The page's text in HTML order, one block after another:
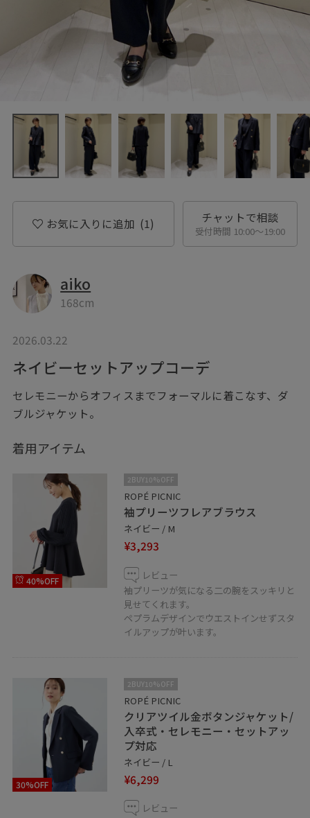
お気に入りに追加 (1) チャットで相談
受付時間 10:00〜19:00
aiko
168cm
2026.03.22
ネイビーセットアップコーデ
セレモニーからオフィスまでフォーマルに着こなす、ダ
ブルジャケット。
着用アイテム
40%OFF
2BUY10%OFF
ROPÉ PICNIC
袖プリーツフレアブラウス
ネイビー / M
¥3,293
レビュー
袖プリーツが気になる二の腕をスッキリと
見せてくれます。
ペプラムデザインでウエストインせずスタ
イルアップが叶います。
30%OFF
2BUY10%OFF
ROPÉ PICNIC
クリアツイル金ボタンジャケット/
入卒式・セレモニー・セットアッ
プ対応
ネイビー / L
¥6,299
レビュー